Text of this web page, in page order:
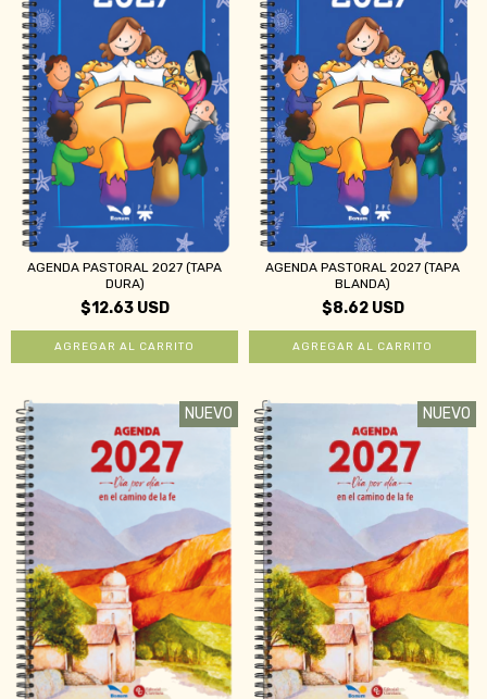
AGENDA PASTORAL 2027 (TAPA
DURA)
$12.63 USD
AGENDA PASTORAL 2027 (TAPA
BLANDA)
$8.62 USD
NUEVO NUEVO